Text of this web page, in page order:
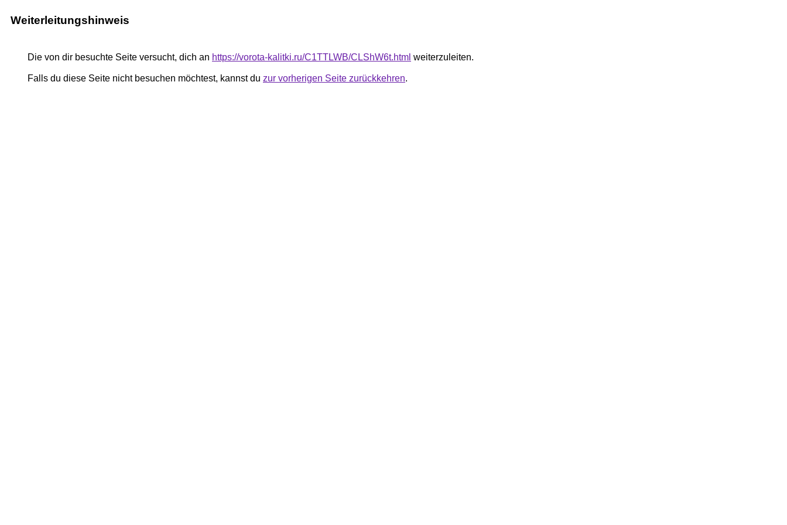
Weiterleitungshinweis
Die von dir besuchte Seite versucht, dich an https://vorota-kalitki.ru/C1TTLWB/CLShW6t.html weiterzuleiten.
Falls du diese Seite nicht besuchen möchtest, kannst du zur vorherigen Seite zurückkehren.